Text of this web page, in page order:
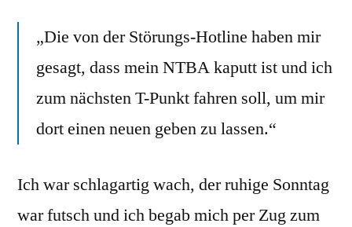
„Die von der Störungs-Hotline haben mir
gesagt, dass mein NTBA kaputt ist und ich
zum nächsten T-Punkt fahren soll, um mir
dort einen neuen geben zu lassen.“
Ich war schlagartig wach, der ruhige Sonntag
war futsch und ich begab mich per Zug zum